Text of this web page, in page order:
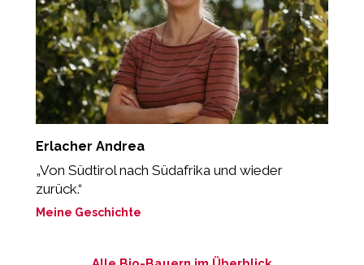
Erlacher Andrea
„Von Südtirol nach Südafrika und wieder
zurück.“
Meine Geschichte